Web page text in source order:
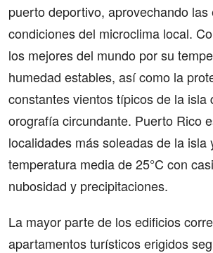
puerto deportivo, aprovechando las
condiciones del microclima local.
los mejores del mundo por su
humedad estables, así como la
constantes vientos típicos de la isla
orografía circundante. Puerto Rico
localidades más soleadas de la isla
temperatura media de 25°C con
nubosidad y precipitaciones.
La mayor parte de los edificios
apartamentos turísticos erigidos